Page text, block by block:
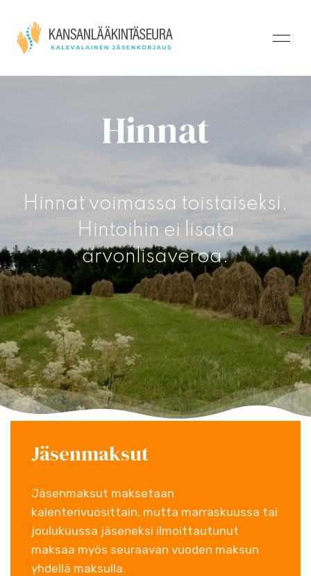
Hinnat
Hinnat voimassa toistaiseksi.
Hintoihin ei lisätä
arvonlisäveroa.
Jäsenmaksut
Jäsenmaksut maksetaan
kalenterivuosittain, mutta marraskuussa tai
joulukuussa jäseneksi ilmoittautunut
maksaa myös seuraavan vuoden maksun
yhdellä maksulla.